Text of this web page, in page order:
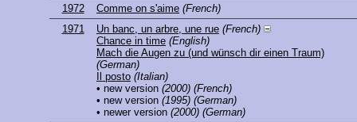
1972
Comme on s'aime (French)
1971
Un banc, un arbre, une rue (French)
Chance in time (English)
Mach die Augen zu (und wünsch dir einen Traum)
(German)
Il posto (Italian)
• new version (2000) (French)
• new version (1995) (German)
• newer version (2000) (German)